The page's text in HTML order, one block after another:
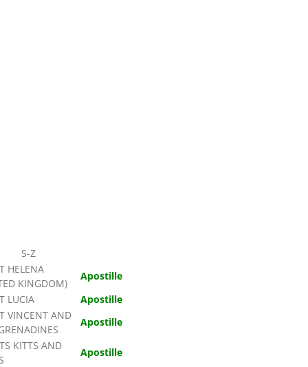
S-Z
HELENA
KINGDOM)
Apostille
LUCIA
Apostille
VINCENT AND
Apostille
KITTS AND
Apostille